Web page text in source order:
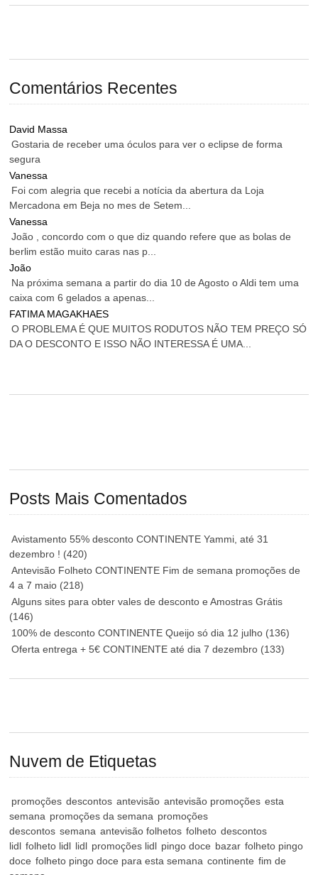
Comentários Recentes
David Massa
Gostaria de receber uma óculos para ver o eclipse de forma
segura
Vanessa
Foi com alegria que recebi a notícia da abertura da Loja
Mercadona em Beja no mes de Setem...
Vanessa
João , concordo com o que diz quando refere que as bolas de
berlim estão muito caras nas p...
João
Na próxima semana a partir do dia 10 de Agosto o Aldi tem uma
caixa com 6 gelados a apenas...
FATIMA MAGAKHAES
O PROBLEMA É QUE MUITOS RODUTOS NÃO TEM PREÇO SÓ
DA O DESCONTO E ISSO NÃO INTERESSA É UMA...
Posts Mais Comentados
Avistamento 55% desconto CONTINENTE Yammi, até 31
dezembro ! (420)
Antevisão Folheto CONTINENTE Fim de semana promoções de
4 a 7 maio (218)
Alguns sites para obter vales de desconto e Amostras Grátis
(146)
100% de desconto CONTINENTE Queijo só dia 12 julho (136)
Oferta entrega + 5€ CONTINENTE até dia 7 dezembro (133)
Nuvem de Etiquetas
promoções descontos antevisão antevisão promoções esta
semana promoções da semana promoções
descontos semana antevisão folhetos folheto descontos
lidl folheto lidl lidl promoções lidl pingo doce bazar folheto pingo
doce folheto pingo doce para esta semana continente fim de